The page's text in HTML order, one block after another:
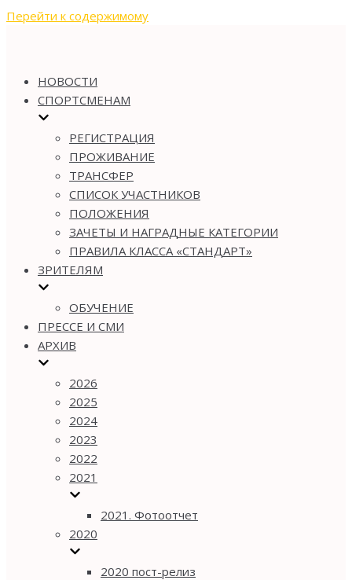
Перейти к содержимому
НОВОСТИ
СПОРТСМЕНАМ
РЕГИСТРАЦИЯ
ПРОЖИВАНИЕ
ТРАНСФЕР
СПИСОК УЧАСТНИКОВ
ПОЛОЖЕНИЯ
ЗАЧЕТЫ И НАГРАДНЫЕ КАТЕГОРИИ
ПРАВИЛА КЛАССА «СТАНДАРТ»
ЗРИТЕЛЯМ
ОБУЧЕНИЕ
ПРЕССЕ И СМИ
АРХИВ
2026
2025
2024
2023
2022
2021
2021. Фотоотчет
2020
2020 пост-релиз